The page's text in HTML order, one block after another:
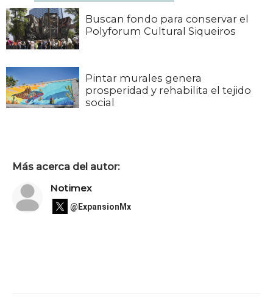
Buscan fondo para conservar el
Polyforum Cultural Siqueiros
Pintar murales genera
prosperidad y rehabilita el tejido
social
Más acerca del autor:
Notimex
@ExpansionMx